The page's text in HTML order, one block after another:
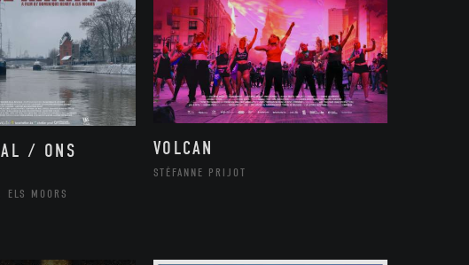
/ ONS
ELS MOORS
VOLCAN
STÉFANNE PRIJOT